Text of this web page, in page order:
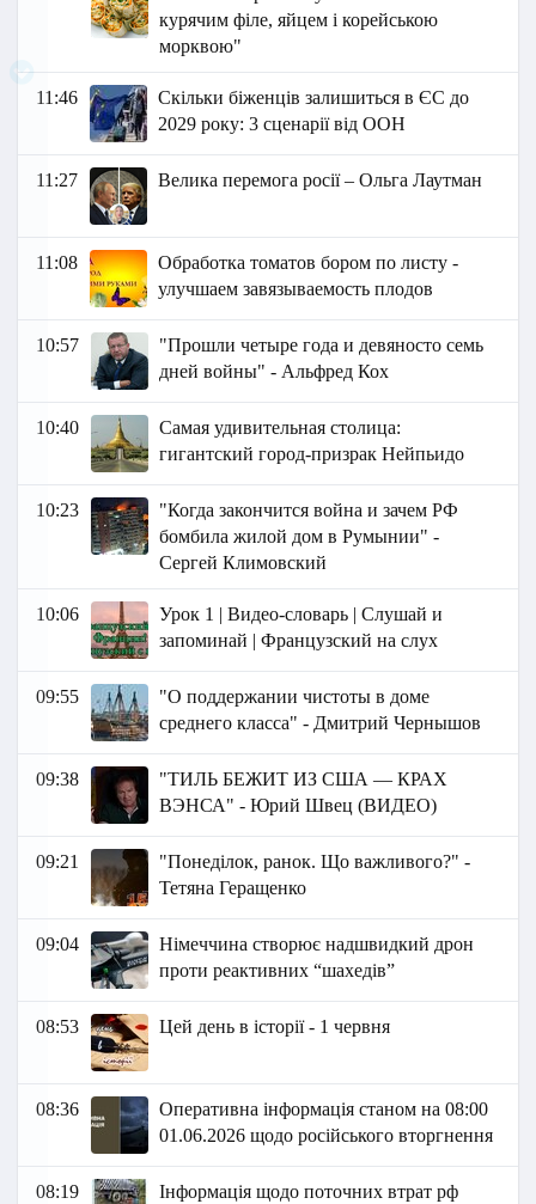
курячим філе, яйцем і корейською
морквою"
11:46
Скільки біженців залишиться в ЄС до
2029 року: 3 сценарії від ООН
11:27 Велика перемога росії – Ольга Лаутман
11:08
Обработка томатов бором по листу -
улучшаем завязываемость плодов
10:57
"Прошли четыре года и девяносто семь
дней войны" - Альфред Кох
10:40
Самая удивительная столица:
гигантский город-призрак Нейпьидо
10:23
"Когда закончится война и зачем РФ
бомбила жилой дом в Румынии" -
Сергей Климовский
10:06
Урок 1 | Видео-словарь | Слушай и
запоминай | Французский на слух
09:55
"О поддержании чистоты в доме
среднего класса" - Дмитрий Чернышов
09:38
"ТИЛЬ БЕЖИТ ИЗ США — КРАХ
ВЭНСА" - Юрий Швец (ВИДЕО)
09:21
"Понеділок, ранок. Що важливого?" -
Тетяна Геращенко
09:04
Німеччина створює надшвидкий дрон
проти реактивних “шахедів”
08:53 Цей день в історії - 1 червня
08:36
Оперативна інформація станом на 08:00
01.06.2026 щодо російського вторгнення
08:19
Інформація щодо поточних втрат рф